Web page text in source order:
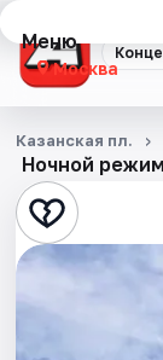
Меню
Москва
Концерты
Города
Площадки
Ночной режим
Казанская пл.